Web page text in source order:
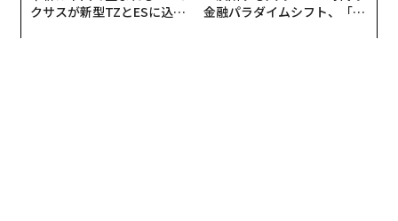
クサスが新型TZとESに込め
金融パラダイムシフト、「超